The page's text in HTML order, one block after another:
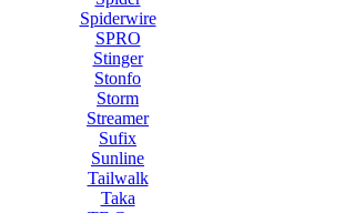
Spiderwire
SPRO
Stinger
Stonfo
Storm
Streamer
Sufix
Sunline
Tailwalk
Taka